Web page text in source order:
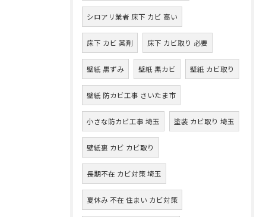
シロアリ業者 床下 カビ 高い
床下 カビ 薬剤 床下 カビ取り 必要
壁紙 黒ずみ 壁紙 黒カビ 壁紙 カビ取り
壁紙 防カビ工事 さいたま市
小さな防カビ工事 埼玉 塗装 カビ取り 埼玉
壁紙裏 カビ カビ取り
長期不在 カビ対策 埼玉
夏休み 不在 住まい カビ対策